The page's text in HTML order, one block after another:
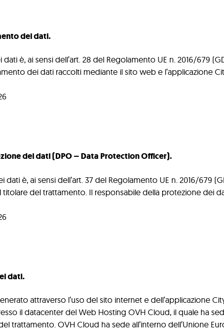
dei dati.
è, ai sensi dell’art. 28 del Regolamento UE n. 2016/679
dei dati raccolti mediante il sito web e l’applicazione
dei dati (DPO – Data Protection Officer).
è, ai sensi dell’art. 37 del Regolamento UE n. 2016/679
del trattamento. Il responsabile della protezione dei
dati.
attraverso l’uso del sito internet e dell’applicazione
il datacenter del Web Hosting OVH Cloud, il quale ha
trattamento. OVH Cloud ha sede all’interno dell’Unione